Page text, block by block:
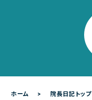
院長について
診療内容
各種検査
ホーム 院長日記トップ